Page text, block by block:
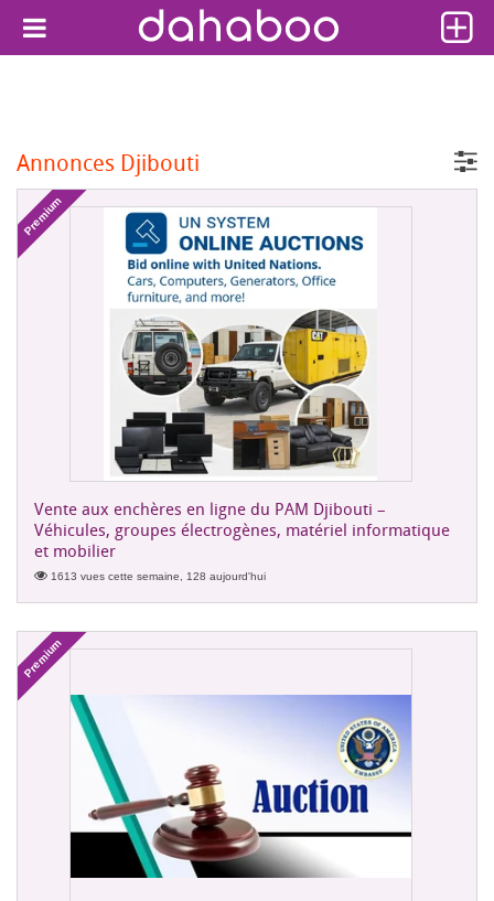
Annonces Djibouti
Premium
Vente aux enchères en ligne du PAM Djibouti –
Véhicules, groupes électrogènes, matériel informatique
et mobilier
1613 vues cette semaine, 128 aujourd'hui
Premium